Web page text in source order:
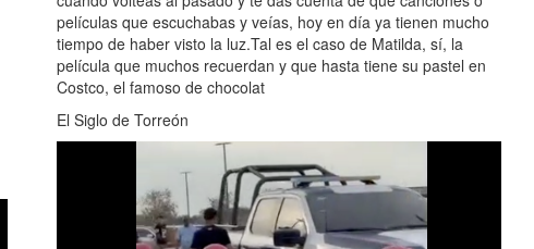
películas que escuchabas y veías, hoy en día ya tienen mucho
tiempo de haber visto la luz.Tal es el caso de Matilda, sí, la
película que muchos recuerdan y que hasta tiene su pastel en
Costco, el famoso de chocolat
El Siglo de Torreón